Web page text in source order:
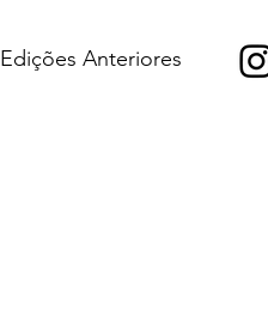
Edições Anteriores